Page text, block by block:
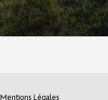
Mentions Légales